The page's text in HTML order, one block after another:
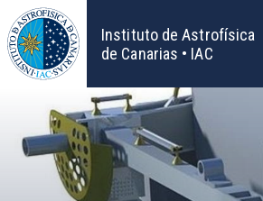
Pasar
al
contenido
principal
Instituto de Astrofísica
de Canarias • IAC